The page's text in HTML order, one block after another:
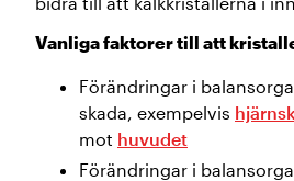
Vanliga faktorer till att
Förändringar i
skada, exempelvis
mot huvudet
Förändringar i